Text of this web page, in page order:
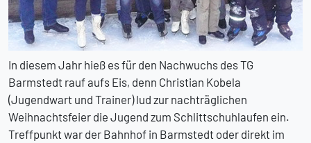
In diesem Jahr hieß es für den Nachwuchs des TG
Barmstedt rauf aufs Eis, denn Christian Kobela
(Jugendwart und Trainer) lud zur nachträglichen
Weihnachtsfeier die Jugend zum Schlittschuhlaufen ein.
Treffpunkt war der Bahnhof in Barmstedt oder direkt im